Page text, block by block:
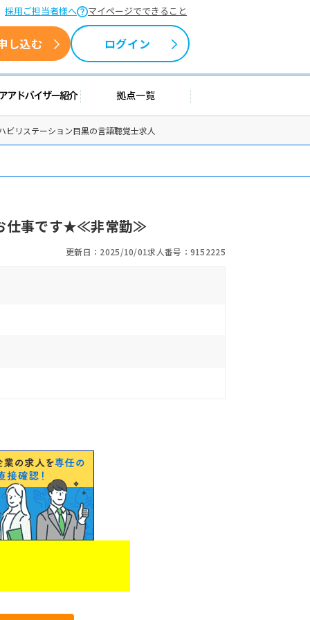
採用ご担当者様へ マイページでできること
し込む ログイン
情報 キャリアアドバイザー紹介拠点一覧
ビリステーション目黒の言語聴覚士求人
仕事です★≪非常勤≫
更新日：2025/10/01求人番号：9152225